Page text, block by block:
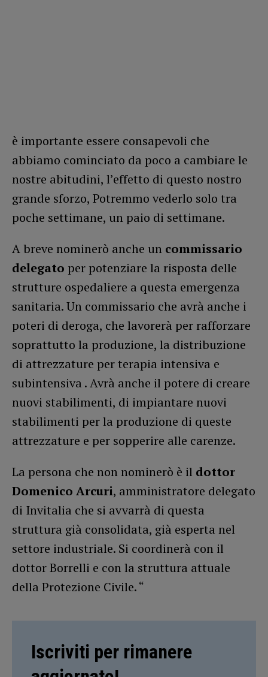
è importante essere consapevoli che
abbiamo cominciato da poco a cambiare le
nostre abitudini, l’effetto di questo nostro
grande sforzo, Potremmo vederlo solo tra
poche settimane, un paio di settimane.
A breve nominerò anche un commissario
delegato per potenziare la risposta delle
strutture ospedaliere a questa emergenza
sanitaria. Un commissario che avrà anche i
poteri di deroga, che lavorerà per rafforzare
soprattutto la produzione, la distribuzione
di attrezzature per terapia intensiva e
subintensiva . Avrà anche il potere di creare
nuovi stabilimenti, di impiantare nuovi
stabilimenti per la produzione di queste
attrezzature e per sopperire alle carenze.
La persona che non nominerò è il dottor
Domenico Arcuri, amministratore delegato
di Invitalia che si avvarrà di questa
struttura già consolidata, già esperta nel
settore industriale. Si coordinerà con il
dottor Borrelli e con la struttura attuale
della Protezione Civile. “
Iscriviti per rimanere